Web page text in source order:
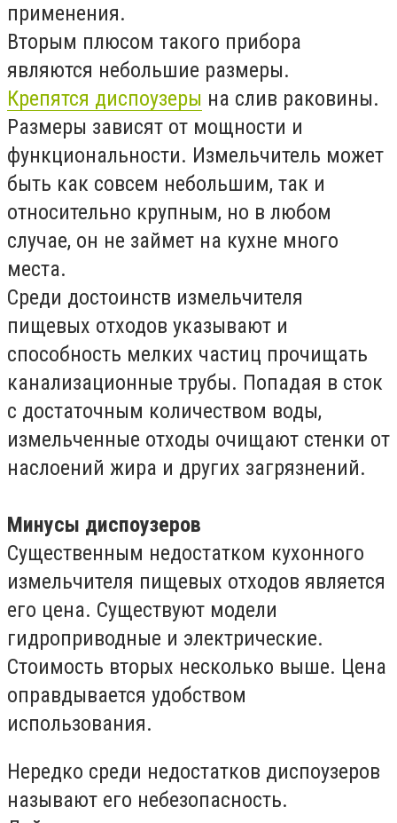
применения.
Вторым плюсом такого прибора
являются небольшие размеры.
Крепятся диспоузеры на слив раковины.
Размеры зависят от мощности и
функциональности. Измельчитель может
быть как совсем небольшим, так и
относительно крупным, но в любом
случае, он не займет на кухне много
места.
Среди достоинств измельчителя
пищевых отходов указывают и
способность мелких частиц прочищать
канализационные трубы. Попадая в сток
с достаточным количеством воды,
измельченные отходы очищают стенки от
наслоений жира и других загрязнений.
Минусы диспоузеров
Существенным недостатком кухонного
измельчителя пищевых отходов является
его цена. Существуют модели
гидроприводные и электрические.
Стоимость вторых несколько выше. Цена
оправдывается удобством
использования.
Нередко среди недостатков диспоузеров
называют его небезопасность.